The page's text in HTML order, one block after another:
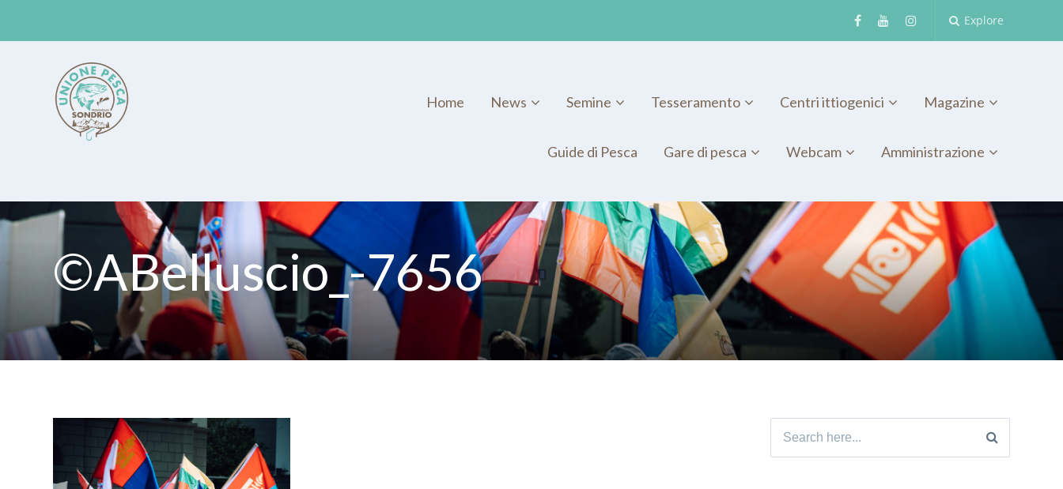
Explore
Home News Semine Tesseramento Centri ittiogenici Magazine
Guide di Pesca Gare di pesca Webcam Amministrazione
©ABelluscio_-7656
Search